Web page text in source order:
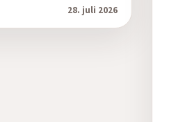
28. juli 2026